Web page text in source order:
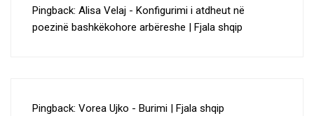
Pingback: Alisa Velaj - Konfigurimi i atdheut në
poezinë bashkëkohore arbëreshe | Fjala shqip
Pingback: Vorea Ujko - Burimi | Fjala shqip